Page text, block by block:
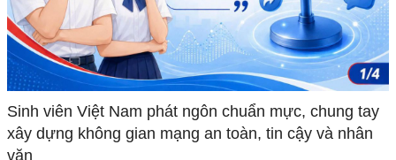
Sinh viên Việt Nam phát ngôn chuẩn mực, chung tay
xây dựng không gian mạng an toàn, tin cậy và nhân
văn